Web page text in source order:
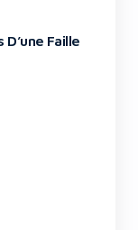
Faille